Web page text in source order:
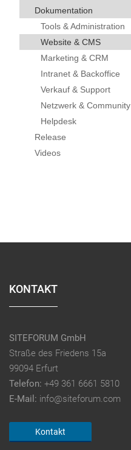
Dokumentation
Tools & Administration
Website & CMS
Marketing & CRM
Intranet & Backoffice
Verkauf & Support
Netzwerk & Community
Helpdesk
Release
Videos
KONTAKT
SITEFORUM GmbH
Straße des Friedens 15a
99094 Erfurt
Telefon: +49 361 6661 5810
E-Mail: info@siteforum.com
Kontakt